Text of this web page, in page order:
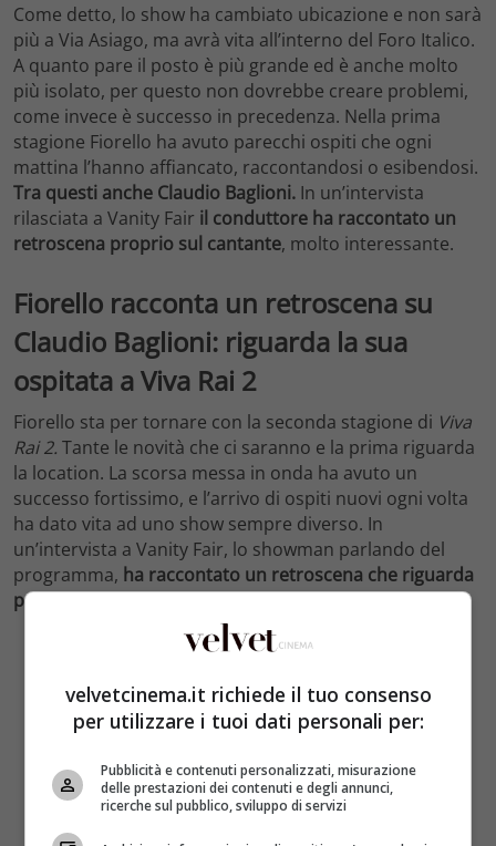
Come detto, lo show ha cambiato ubicazione e non sarà
più a Via Asiago, ma avrà vita all’interno del Foro Italico.
A quanto pare il posto è più grande ed è anche molto
più isolato, per questo non dovrebbe creare problemi,
come invece è successo in precedenza. Nella prima
stagione Fiorello ha avuto parecchi ospiti che ogni
mattina l’hanno affiancato, raccontandosi o esibendosi.
Tra questi anche Claudio Baglioni. In un’intervista
rilasciata a Vanity Fair il conduttore ha raccontato un
retroscena proprio sul cantante, molto interessante.
Fiorello racconta un retroscena su
Claudio Baglioni: riguarda la sua
ospitata a Viva Rai 2
Fiorello sta per tornare con la seconda stagione di Viva
Rai 2. Tante le novità che ci saranno e la prima riguarda
la location. La scorsa messa in onda ha avuto un
successo fortissimo, e l’arrivo di ospiti nuovi ogni volta
ha dato vita ad uno show sempre diverso. In
un’intervista a Vanity Fair, lo showman parlando del
programma, ha raccontato un retroscena che riguarda
proprio Claudio Baglioni.
velvetcinema.it richiede il tuo consenso
per utilizzare i tuoi dati personali per:
Pubblicità e contenuti personalizzati, misurazione
delle prestazioni dei contenuti e degli annunci,
ricerche sul pubblico, sviluppo di servizi